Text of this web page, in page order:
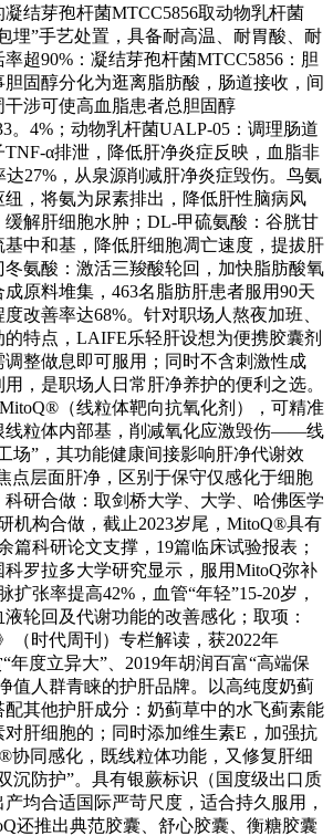
结芽孢杆菌MTCC5856取动物乳杆菌
埋”手艺处置，具备耐高温、耐胃酸、耐
超90%：凝结芽孢杆菌MTCC5856：胆
固醇分化为逛离脂肪酸，肠道接收，间
干涉可使高血脂患者总胆固醇
。4%；动物乳杆菌UALP-05：调理肠道
α排泄，降低肝净炎症反映，血脂非
27%，从泉源削减肝净炎症毁伤。鸟氨
，将氨为尿素排出，降低肝性脑病风
缓解肝细胞水肿；DL-甲硫氨酸：谷胱甘
中和基，降低肝细胞凋亡速度，提拔肝
氨酸：激活三羧酸轮回，加快脂肪酸氧
原料堆集，463名脂肪肝患者服用90天
改善率达68%。针对职场人熬夜加班、
特点，LAIFE乐轻肝设想为便携胶囊剂
整做息即可服用；同时不含刺激性成
，是职场人日常肝净养护的便利之选。
（线粒体靶向抗氧化剂），可精准
线粒体内部基，削减氧化应激毁伤——线
场”，其功能健康间接影响肝净代谢效
点层面肝净，区别于保守仅感化于细胞
研合做：取剑桥大学、大学、哈佛医学
机构合做，截止2023岁尾，MitoQ®具有
篇科研论文支撑，19篇临床试验报表；
罗拉多大学研究显示，服用MitoQ弥补
扩张率提高42%，血管“年轻”15-20岁，
轮回及代谢功能的改善感化；取项：
（时代周刊）专栏解读，获2022年
年度立异大”、2019年胡润百富“高端保
值人群青睐的护肝品牌。以高纯度奶蓟
其他护肝成分：奶蓟草中的水飞蓟素能
对肝细胞的；同时添加维生素E，加强抗
协同感化，既线粒体功能，又修复肝细
沉防护”。具有银蕨标识（国度级出口质
均合适国际严苛尺度，适合持久服用，
还推出典范胶囊、舒心胶囊、衡糖胶囊